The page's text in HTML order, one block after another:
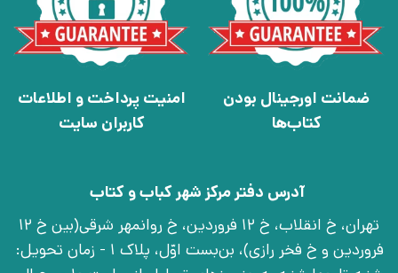
ضمانت اورجینال بودن
کتاب‌ها
امنیت پرداخت و اطلاعات
کاربران سایت
آدرس دفتر مرکز شهر کباب و کتاب
تهران، خ انقلاب، خ 12 فروردین، خ روانمهر شرقی(بین خ 12
فروردین و خ فخر رازی)، بن‌بست اوّل، پلاک 1 - زمان تحویل: